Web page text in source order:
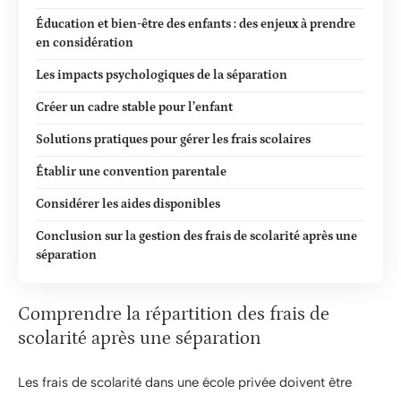
Éducation et bien-être des enfants : des enjeux à prendre
en considération
Les impacts psychologiques de la séparation
Créer un cadre stable pour l’enfant
Solutions pratiques pour gérer les frais scolaires
Établir une convention parentale
Considérer les aides disponibles
Conclusion sur la gestion des frais de scolarité après une
séparation
Comprendre la répartition des frais de
scolarité après une séparation
Les frais de scolarité dans une école privée doivent être